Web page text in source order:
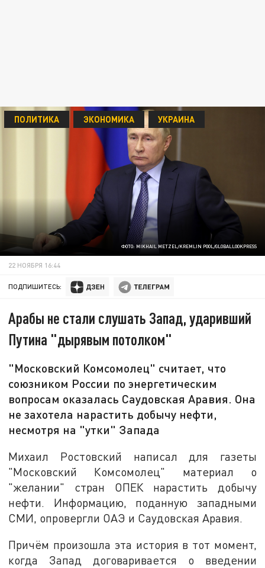
ФОТО: MIKHAIL METZEL/KREMLIN POOL/GLOBALLOOKPRESS
ПОЛИТИКА ЭКОНОМИКА УКРАИНА
22 НОЯБРЯ 16:44
ПОДПИШИТЕСЬ:
Арабы не стали слушать Запад, ударивший
Путина "дырявым потолком"
"Московский Комсомолец" считает, что
союзником России по энергетическим
вопросам оказалась Саудовская Аравия. Она
не захотела нарастить добычу нефти,
несмотря на "утки" Запада
Михаил Ростовский написал для газеты
"Московский Комсомолец" материал о
"желании" стран ОПЕК нарастить добычу
нефти. Информацию, поданную западными
СМИ, опровергли ОАЭ и Саудовская Аравия.
Причём произошла эта история в тот момент,
когда Запад договаривается о введении